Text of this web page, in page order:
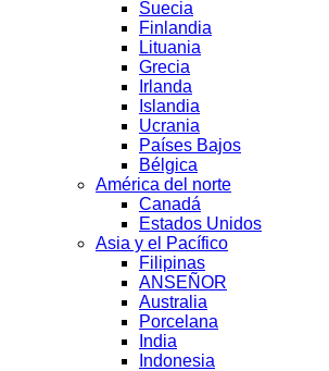
Suecia
Finlandia
Lituania
Grecia
Irlanda
Islandia
Ucrania
Países Bajos
Bélgica
América del norte
Canadá
Estados Unidos
Asia y el Pacífico
Filipinas
ANSEÑOR
Australia
Porcelana
India
Indonesia